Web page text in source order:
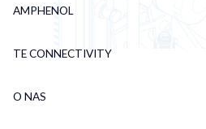
AMPHENOL
TE CONNECTIVITY
O NAS